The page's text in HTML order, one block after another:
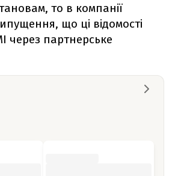
то в компанії
що ці відомості
через партнерське